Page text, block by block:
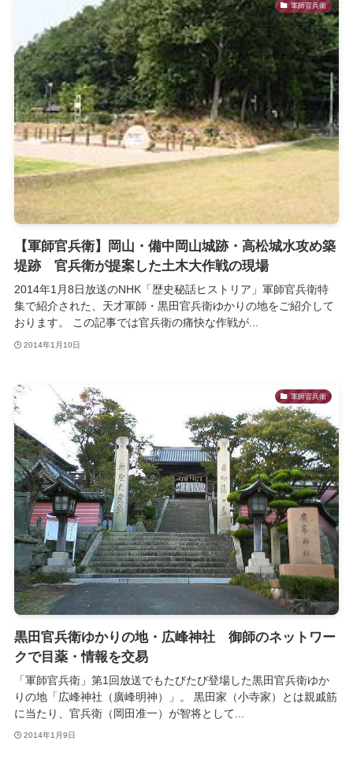
軍師官兵衛
【軍師官兵衛】岡山・備中岡山城跡・高松城水攻め築
堤跡 官兵衛が提案した土木大作戦の現場
2014年1月8日放送のNHK「歴史秘話ヒストリア」軍師官兵衛特
集で紹介された、天才軍師・黒田官兵衛ゆかりの地をご紹介して
おります。 この記事では官兵衛の痛快な作戦が...
2014年1月10日
軍師官兵衛
黒田官兵衛ゆかりの地・広峰神社 御師のネットワー
クで目薬・情報を交易
「軍師官兵衛」第1回放送でもたびたび登場した黒田官兵衛ゆか
りの地「広峰神社（廣峰明神）」。 黒田家（小寺家）とは親戚筋
に当たり、官兵衛（岡田准一）が智将として...
2014年1月9日